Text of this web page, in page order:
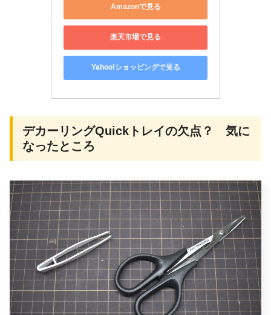
Amazonで見る
楽天市場で見る
Yahoo!ショッピングで見る
デカーリングQuickトレイの欠点？ 気に
なったところ